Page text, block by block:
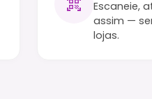
Escaneie,
assim —
lojas.